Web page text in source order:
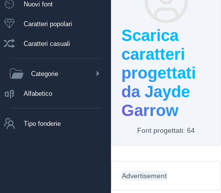
Nuovi font
Caratteri popolari
Caratteri casuali
Categorie
Alfabetico
Tipo fonderie
Scarica
caratteri
progettati
da Jayde
Garrow
Font progettati: 64
Advertisement